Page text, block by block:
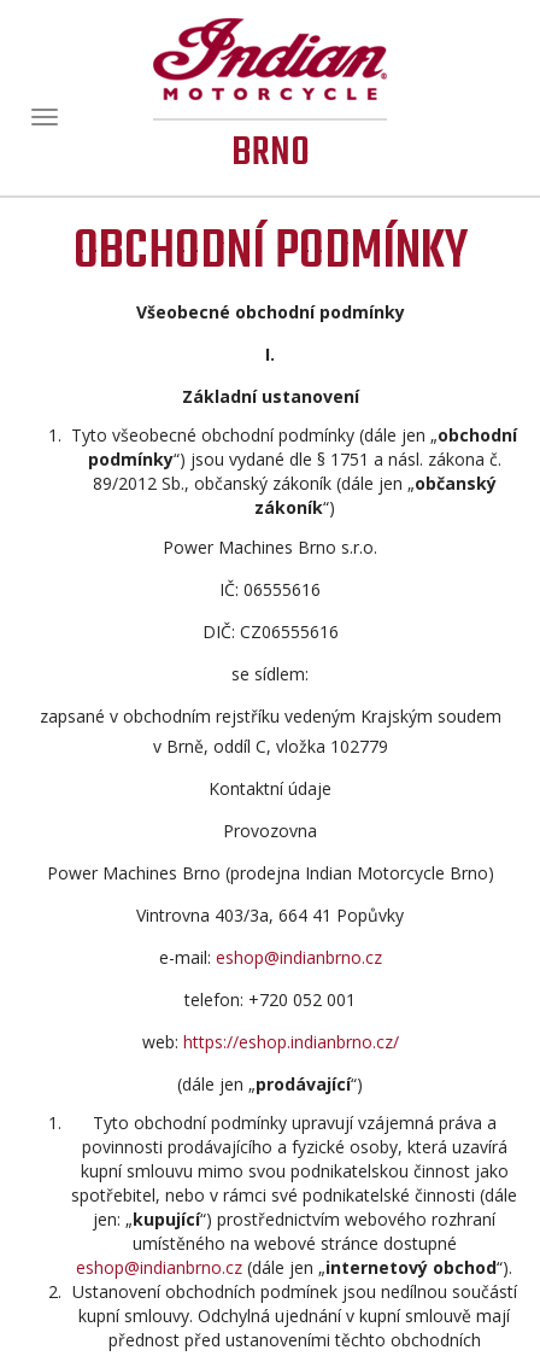
BRNO
Zobrazit/skrýt
OBCHODNÍ PODMÍNKY
Všeobecné obchodní podmínky
I.
Základní ustanovení
Tyto všeobecné obchodní podmínky (dále jen „obchodní
podmínky“) jsou vydané dle § 1751 a násl. zákona č.
89/2012 Sb., občanský zákoník (dále jen „občanský
zákoník“)
Power Machines Brno s.r.o.
IČ: 06555616
DIČ: CZ06555616
se sídlem:
zapsané v obchodním rejstříku vedeným Krajským soudem
v Brně, oddíl C, vložka 102779
Kontaktní údaje
Provozovna
Power Machines Brno (prodejna Indian Motorcycle Brno)
Vintrovna 403/3a, 664 41 Popůvky
e-mail: eshop@indianbrno.cz
telefon: +720 052 001
web: https://eshop.indianbrno.cz/
(dále jen „prodávající“)
Tyto obchodní podmínky upravují vzájemná práva a
povinnosti prodávajícího a fyzické osoby, která uzavírá
kupní smlouvu mimo svou podnikatelskou činnost jako
spotřebitel, nebo v rámci své podnikatelské činnosti (dále
jen: „kupující“) prostřednictvím webového rozhraní
umístěného na webové stránce dostupné
eshop@indianbrno.cz (dále jen „internetový obchod“).
Ustanovení obchodních podmínek jsou nedílnou součástí
kupní smlouvy. Odchylná ujednání v kupní smlouvě mají
přednost před ustanoveními těchto obchodních